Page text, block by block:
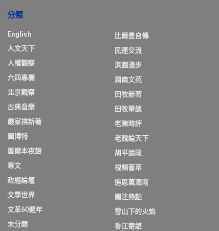
分類
English
人文天下
人權觀察
六四專欄
北京觀察
古典音樂
嚴家祺新著
圖博特
墨爾本夜語
專文
政經論壇
文學世界
文革60週年
未分類
比爾曼自傳
民運交流
淇園漫步
潤南文苑
田牧新著
田牧筆談
老陳時評
老魏論天下
胡平論政
視頻薈萃
追思萬潤南
關注熱點
雪山下的火焰
香江寄語